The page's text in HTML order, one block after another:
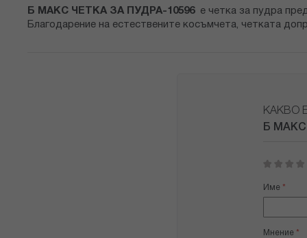
Б МАКС ЧЕТКА ЗА ПУДРА-10596 е четка за пудра
Благодарение на естествените косъмчета, четката
КАКВО
Б МАКС
star
stars
stars
stars
stars
Име
Мнение